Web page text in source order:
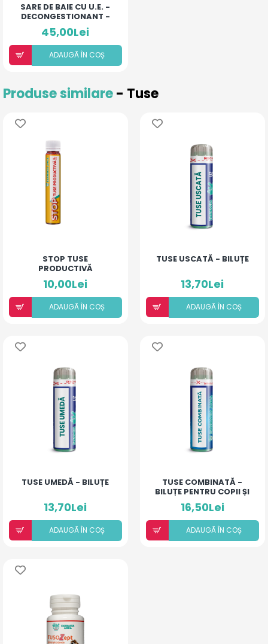
SARE DE BAIE CU U.E. -
DECONGESTIONANT -
500MG
45,00Lei
ADAUGÃ ÎN COȘ
Produse similare- Tuse
STOP TUSE
PRODUCTIVĂ
10,00Lei
ADAUGÃ ÎN COȘ
TUSE USCATĂ - BILUȚE
13,70Lei
ADAUGÃ ÎN COȘ
TUSE UMEDĂ - BILUȚE
13,70Lei
ADAUGÃ ÎN COȘ
TUSE COMBINATĂ -
BILUȚE PENTRU COPII ȘI
ADULȚI
16,50Lei
ADAUGÃ ÎN COȘ